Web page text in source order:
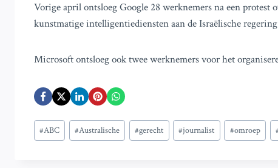
Vorige april ontsloeg Google 28 werknemers na een
kunstmatige intelligentiediensten aan de Israëlische
Microsoft ontsloeg ook twee werknemers voor het
Bericht
tags:
#ABC #Australische #gerecht #journalist #omroep